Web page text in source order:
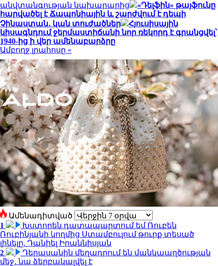
անվտանգության նախարարից
«Դելֆին» թայֆունը
հարվածել է Ճապոնիային և շարժվում է դեպի
Չինաստան․ կան տուժածներ
Հյուսիսային
կիսագնդում ջերմաստիճանի նոր ռեկորդ է գրանցվել՝
1940-ից ի վեր ամենաբարձրը
Ամբողջ լրահոսը »
Ամենադիտված
1
Խստորեն դատապարտում եմ Ռուբեն
Ռուբինյանի կողմից Ստամբուլում թուրք տեսած
լինելը. Դանիել Իոաննիսյան
2
Դերասանին մեղադրում են մանկապղծության
մեջ․ նա ձերբակալվել է